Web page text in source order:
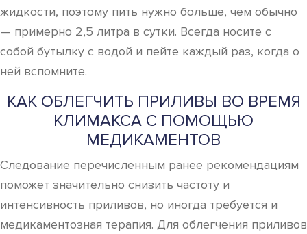
жидкости, поэтому пить нужно больше, чем обычно
— примерно 2,5 литра в сутки. Всегда носите с
собой бутылку с водой и пейте каждый раз, когда о
ней вспомните.
КАК ОБЛЕГЧИТЬ ПРИЛИВЫ ВО ВРЕМЯ
КЛИМАКСА С ПОМОЩЬЮ
МЕДИКАМЕНТОВ
Следование перечисленным ранее рекомендациям
поможет значительно снизить частоту и
интенсивность приливов, но иногда требуется и
медикаментозная терапия. Для облегчения приливов